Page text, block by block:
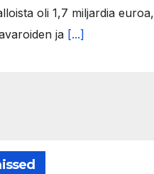
oli 1,7 miljardia euroa,
ja [...]